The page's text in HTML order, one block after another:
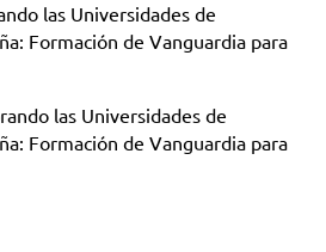
las Universidades de
Formación de Vanguardia para
las Universidades de
Formación de Vanguardia para